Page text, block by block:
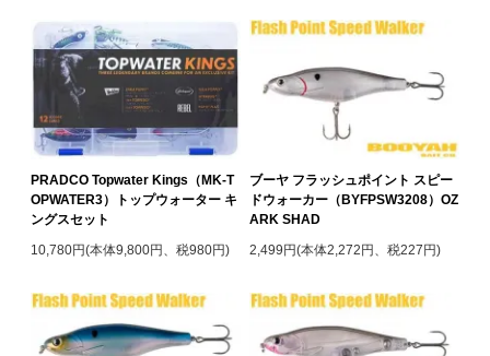
PRADCO Topwater Kings（MK-T
OPWATER3）トップウォーター キ
ングスセット
10,780円(本体9,800円、税980円)
ブーヤ フラッシュポイント スピー
ドウォーカー（BYFPSW3208）OZ
ARK SHAD
2,499円(本体2,272円、税227円)